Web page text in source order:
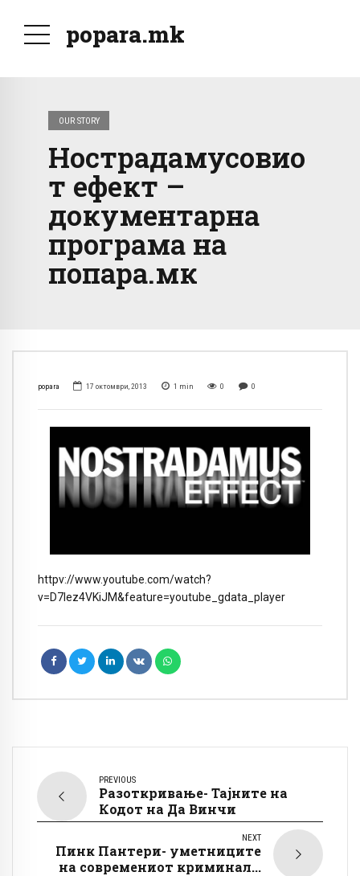
popara.mk
OUR STORY
Нострадамусовио
т ефект –
документарна
програма на
попара.мк
popara 17 октомври, 2013 1 min 0 0
httpv://www.youtube.com/watch?
v=D7Iez4VKiJM&feature=youtube_gdata_player
PREVIOUS
Разоткривање- Тајните на
Кодот на Да Винчи
NEXT
Пинк Пантери- уметниците
на современиот криминал...